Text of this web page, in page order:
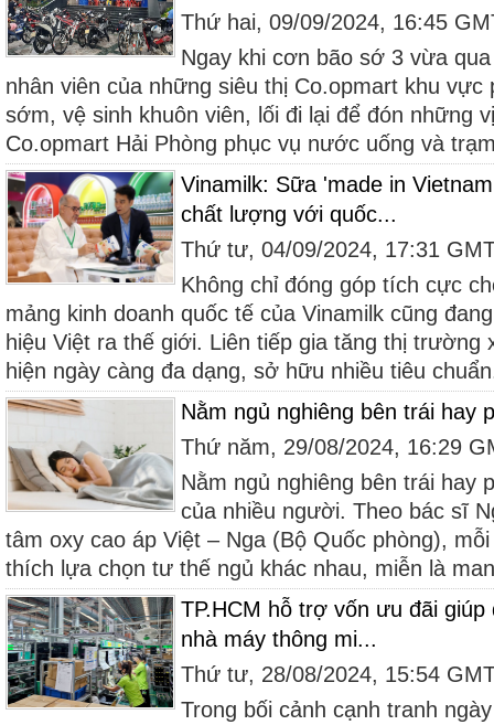
Thứ hai, 09/09/2024, 16:45
Ngay khi cơn bão sớ 3 vừa
nhân viên của những siêu thị Co.opmart khu
sớm, vệ sinh khuôn viên, lối đi lại để đón những
Co.opmart Hải Phòng phục vụ nước uống và
Vinamilk: Sữa 'made in
chất lượng với quốc...
Thứ tư, 04/09/2024, 17:31
Không chỉ đóng góp tích cực
mảng kinh doanh quốc tế của Vinamilk cũng
hiệu Việt ra thế giới. Liên tiếp gia tăng thị trường
hiện ngày càng đa dạng, sở hữu nhiều tiêu
Nằm ngủ nghiêng bên trái hay
Thứ năm, 29/08/2024, 16:29
Nằm ngủ nghiêng bên trái hay
của nhiều người. Theo bác sĩ
tâm oxy cao áp Việt – Nga (Bộ Quốc phòng),
thích lựa chọn tư thế ngủ khác nhau, miễn là
TP.HCM hỗ trợ vốn ưu đãi giúp
nhà máy thông mi...
Thứ tư, 28/08/2024, 15:54
Trong bối cảnh cạnh tranh